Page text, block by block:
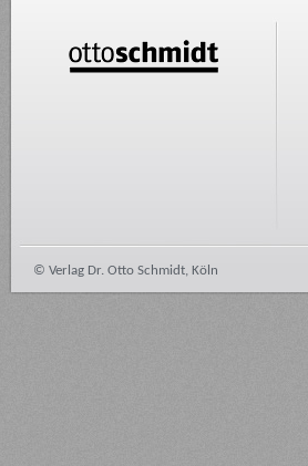
© Verlag Dr. Otto Schmidt, Köln